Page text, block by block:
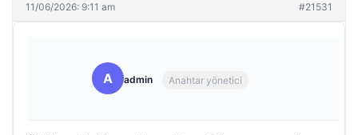
11/06/2026: 9:11 am #21531
A admin Anahtar yönetici